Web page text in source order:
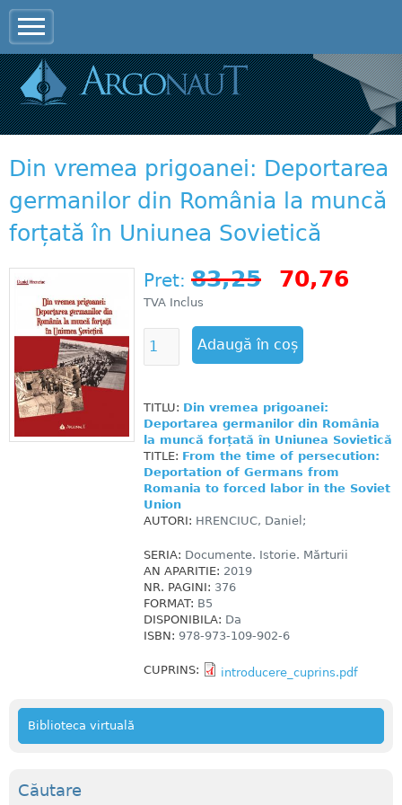
Din vremea prigoanei: Deportarea
germanilor din România la muncă
forțată în Uniunea Sovietică
Pret: 83,25 70,76
TVA Inclus
TITLU: Din vremea prigoanei:
Deportarea germanilor din România
la muncă forțată în Uniunea Sovietică
TITLE: From the time of persecution:
Deportation of Germans from
Romania to forced labor in the Soviet
Union
AUTORI: HRENCIUC, Daniel;
SERIA: Documente. Istorie. Mărturii
AN APARITIE: 2019
NR. PAGINI: 376
FORMAT: B5
DISPONIBILA: Da
ISBN: 978-973-109-902-6
CUPRINS: introducere_cuprins.pdf
Biblioteca virtuală
Căutare